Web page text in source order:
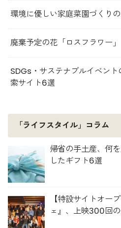
環境に優しい家庭菜園づくり
廃棄予定の花「ロスフラワー
SDGs・サステナブルイベン
索サイト6選
「ライフスタイル」コラム
帰省の手土産、何
したギフト6選
【特設サイトオー
ェ』、上映300回